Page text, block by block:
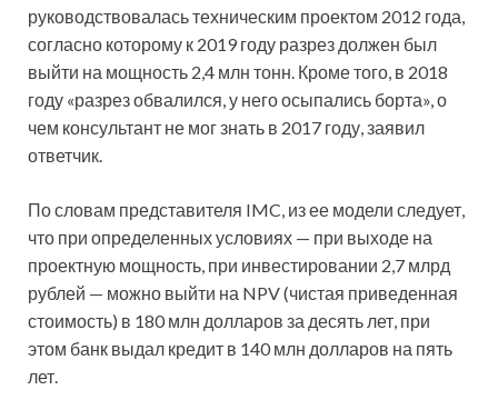
руководствовалась техническим проектом 2012 года,
согласно которому к 2019 году разрез должен был
выйти на мощность 2,4 млн тонн. Кроме того, в 2018
году «разрез обвалился, у него осыпались борта», о
чем консультант не мог знать в 2017 году, заявил
ответчик.
По словам представителя IMC, из ее модели следует,
что при определенных условиях — при выходе на
проектную мощность, при инвестировании 2,7 млрд
рублей — можно выйти на NPV (чистая приведенная
стоимость) в 180 млн долларов за десять лет, при
этом банк выдал кредит в 140 млн долларов на пять
лет.